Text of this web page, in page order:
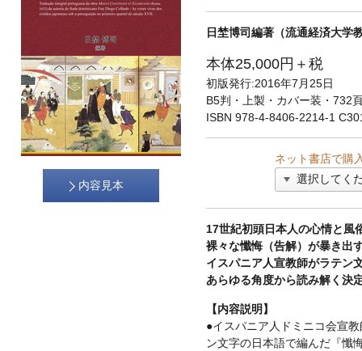
内容見本
日埜博司編著（流通経済大学
本体25,000円＋税
初版発行:2016年7月25日
B5判・上製・カバー装・732
ISBN 978-4-8406-2214-1
ネット書店で購
17世紀初頭日本人の心情と風
裸々な懺悔（告解）が暴き出
イスパニア人宣教師がラテン
あらゆる角度から読み解く決
【内容説明】
●イスパニア人ドミニコ会宣
ン文字の日本語で編んだ『懺